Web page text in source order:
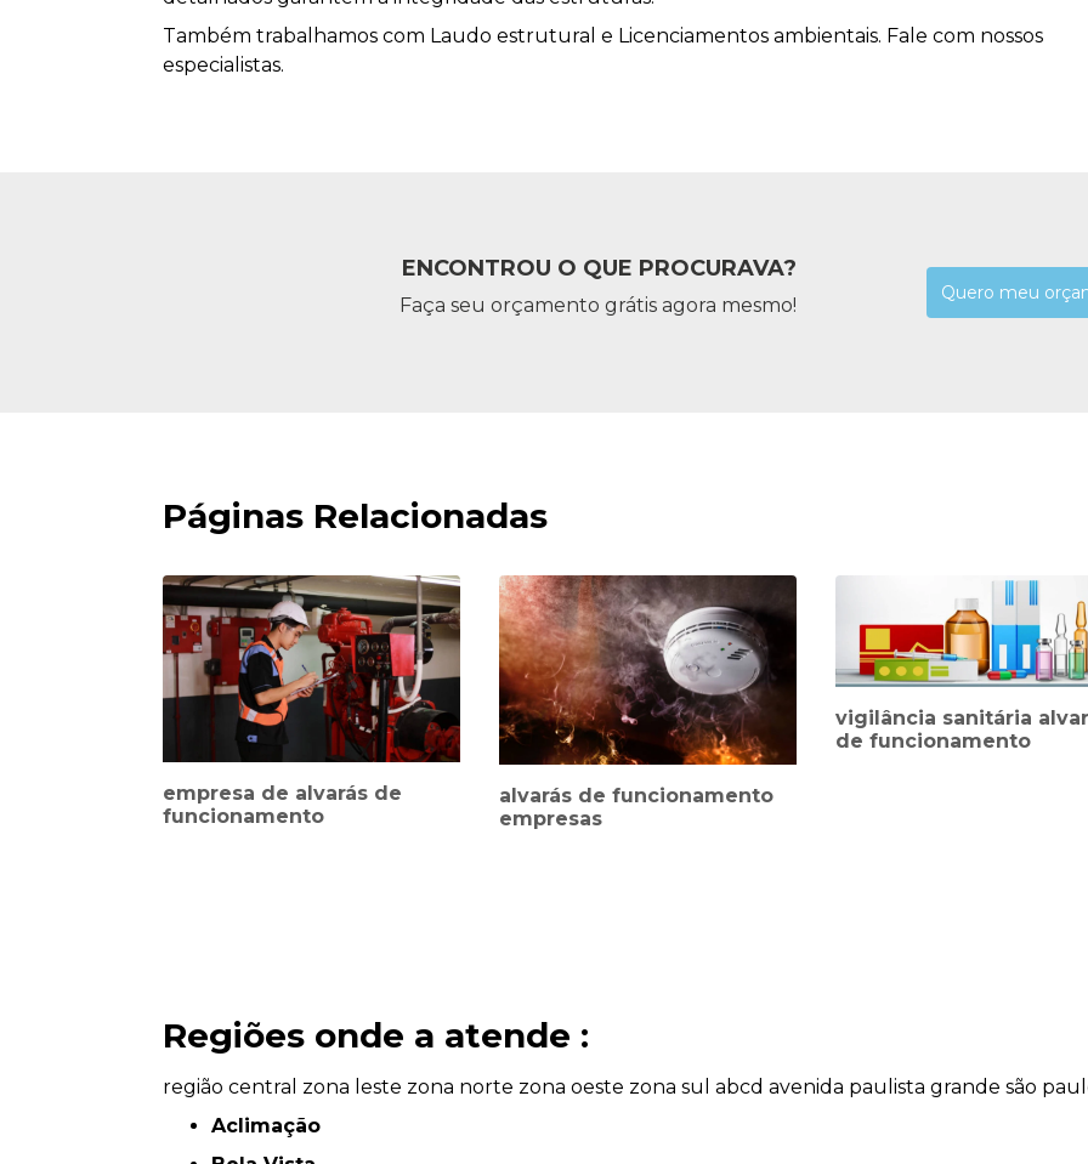
Também trabalhamos com Laudo estrutural e Licenciamentos ambientais. Fale com nossos
especialistas.
ENCONTROU O QUE PROCURAVA?
Faça seu orçamento grátis agora mesmo!
Quero meu
Páginas Relacionadas
empresa de alvarás de
funcionamento
alvarás de funcionamento
empresas
vigilância sanitária
de funcionamento
Regiões onde a atende :
região central zona leste zona norte zona oeste zona sul abcd avenida paulista grande são
Aclimação